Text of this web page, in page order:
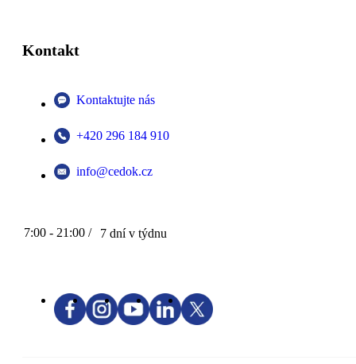
Kontakt
Kontaktujte nás
+420 296 184 910
info@cedok.cz
7:00 - 21:00 / 7 dní v týdnu